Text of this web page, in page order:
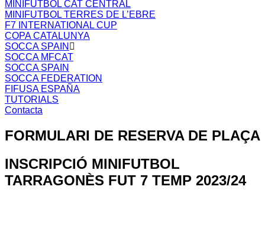
MINIFUTBOL CAT CENTRAL
MINIFUTBOL TERRES DE L’EBRE
F7 INTERNATIONAL CUP
COPA CATALUNYA
SOCCA SPAIN
SOCCA MFCAT
SOCCA SPAIN
SOCCA FEDERATION
FIFUSA ESPAÑA
TUTORIALS
Contacta
FORMULARI DE RESERVA DE PLAÇA
INSCRIPCIÓ MINIFUTBOL
TARRAGONÈS FUT 7 TEMP 2023/24